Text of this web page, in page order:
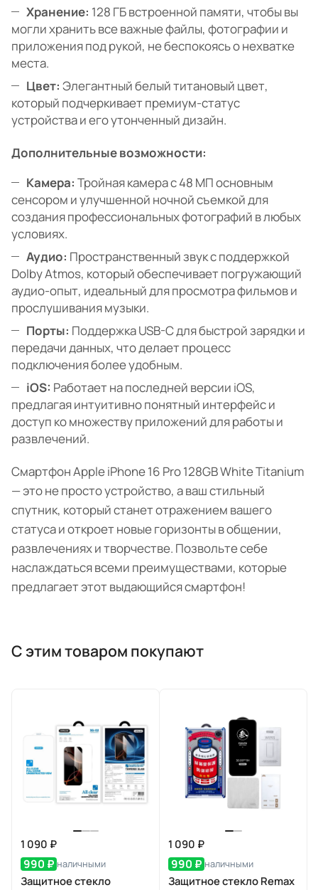
Хранение: 128 ГБ встроенной памяти, чтобы вы
могли хранить все важные файлы, фотографии и
приложения под рукой, не беспокоясь о нехватке
места.
Цвет: Элегантный белый титановый цвет,
который подчеркивает премиум-статус
устройства и его утонченный дизайн.
Дополнительные возможности:
Камера: Тройная камера с 48 МП основным
сенсором и улучшенной ночной съемкой для
создания профессиональных фотографий в любых
условиях.
Аудио: Пространственный звук с поддержкой
Dolby Atmos, который обеспечивает погружающий
аудио-опыт, идеальный для просмотра фильмов и
прослушивания музыки.
Порты: Поддержка USB-C для быстрой зарядки и
передачи данных, что делает процесс
подключения более удобным.
iOS: Работает на последней версии iOS,
предлагая интуитивно понятный интерфейс и
доступ ко множеству приложений для работы и
развлечений.
Смартфон Apple iPhone 16 Pro 128GB White Titanium
— это не просто устройство, а ваш стильный
спутник, который станет отражением вашего
статуса и откроет новые горизонты в общении,
развлечениях и творчестве. Позвольте себе
наслаждаться всеми преимуществами, которые
предлагает этот выдающийся смартфон!
С этим товаром покупают
1 090 ₽
990 ₽ наличными
Защитное стекло
1 090 ₽
990 ₽ наличными
Защитное стекло Remax